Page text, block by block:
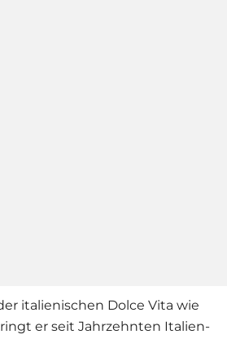
italienischen Dolce Vita wie
er seit Jahrzehnten Italien-